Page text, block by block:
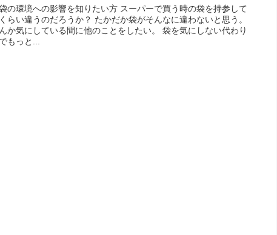
の環境への影響を知りたい方 スーパーで買う時の袋を持参して
らい違うのだろうか？ たかだか袋がそんなに違わないと思う。
か気にしている間に他のことをしたい。 袋を気にしない代わり
もっと...